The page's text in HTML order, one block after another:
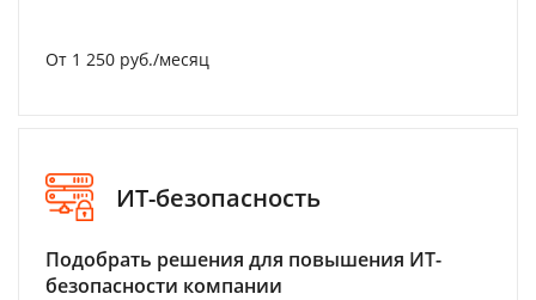
От 1 250 руб./месяц
ИТ-безопасность
Подобрать решения для повышения ИТ-
безопасности компании